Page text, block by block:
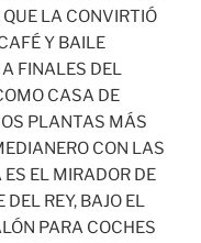
LA CONVIRTIÓ
Y BAILE
FINALES DEL
CASA DE
PLANTAS MÁS
CON LAS
EL MIRADOR DE
REY, BAJO EL
PARA COCHES